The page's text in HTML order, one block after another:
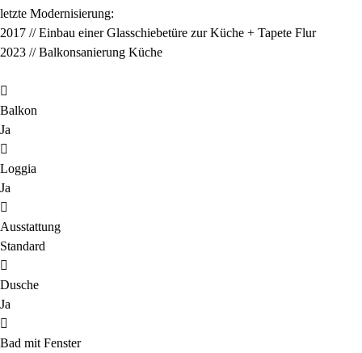
letzte Modernisierung:
2017 // Einbau einer Glasschiebetüre zur Küche + Tapete Flur
2023 // Balkonsanierung Küche
Balkon
Ja
Loggia
Ja
Ausstattung
Standard
Dusche
Ja
Bad mit Fenster